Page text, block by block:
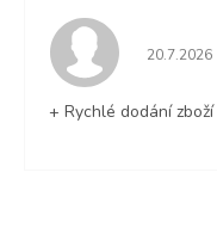
20.7.2026
+ Rychlé dodání zboží